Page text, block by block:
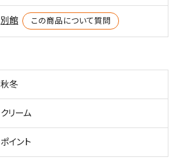
別館 この商品について質問
秋冬
クリーム
ポイント